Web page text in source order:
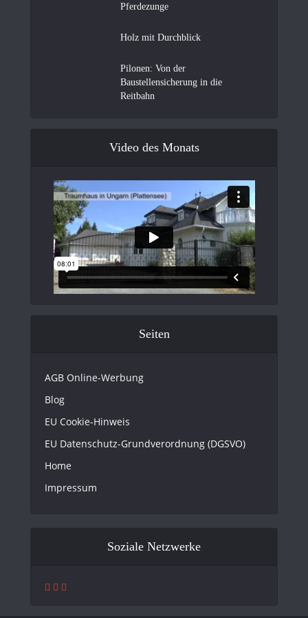
Pferdezunge
Holz mit Durchblick
Pilonen: Von der
Baustellensicherung in die
Reitbahn
Video des Monats
Seiten
AGB Online-Werbung
Blog
EU Cookie-Hinweis
EU Datenschutz-Grundverordnung (DGSVO)
Home
Impressum
Soziale Netzwerke